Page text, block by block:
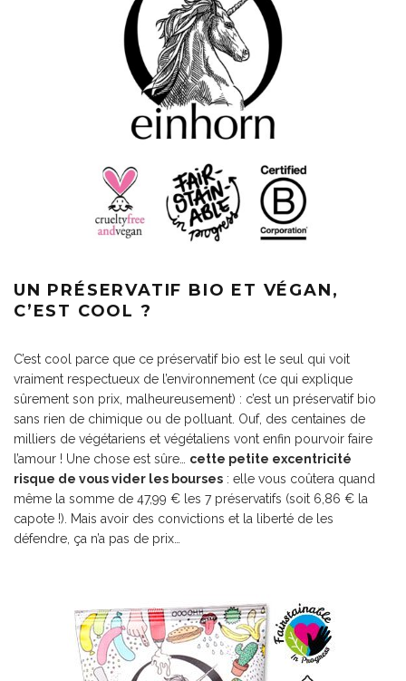
UN PRÉSERVATIF BIO ET VÉGAN,
C’EST COOL ?
C’est cool parce que ce préservatif bio est le seul qui voit
vraiment respectueux de l’environnement (ce qui explique
sûrement son prix, malheureusement) : c’est un préservatif bio
sans rien de chimique ou de polluant. Ouf, des centaines de
milliers de végétariens et végétaliens vont enfin pourvoir faire
l’amour ! Une chose est sûre… cette petite excentricité
risque de vous vider les bourses : elle vous coûtera quand
même la somme de 47,99 € les 7 préservatifs (soit 6,86 € la
capote !). Mais avoir des convictions et la liberté de les
défendre, ça n’a pas de prix…